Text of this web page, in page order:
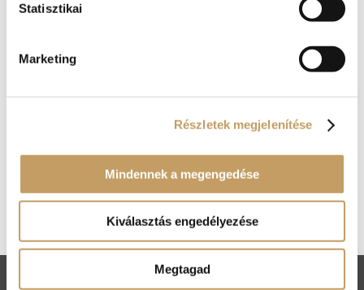
Statisztikai
Marketing
Részletek megjelenítése
Mindennek a megengedése
Kiválasztás engedélyezése
Megtagad
konyhánk főnökének kreativitása miképpen
fordul át őszibe a legszebb évszak ihletettsége
nyomán. Malacragu cipóban Egy klasszikus, amit
Nincsenek termékek a kosárban.
Adatkezelési tájékoztató